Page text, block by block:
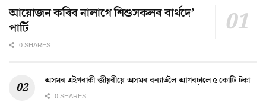
আয়োজন কৰিব নালাগে শিশুসকলৰ বাৰ্থদে’
পাৰ্টি
0 SHARES
অসমৰ এইগৰাকী জীয়ৰীয়ে অসমৰ বন্যাৰ্তলৈ আগবঢ়ালে ৫ কোটি টকা
0 SHARES